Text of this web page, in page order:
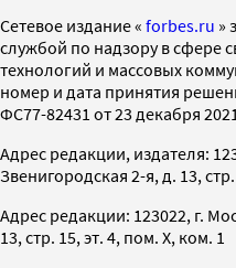
Cетевое издание « forbes.ru »
службой по надзору в сфере
технологий и массовых
номер и дата принятия
ФС77-82431 от 23 декабря
Адрес редакции, издателя:
Звенигородская 2-я, д. 13,
Адрес редакции: 123022, г.
13, стр. 15, эт. 4, пом. X, ком. 1